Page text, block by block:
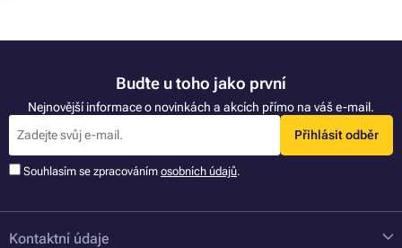
Buďte u toho jako první
Nejnovější informace o novinkách a akcích přímo na váš e-mail.
Přihlásit odběr
Souhlasím se zpracováním osobních údajů.
Kontaktní údaje